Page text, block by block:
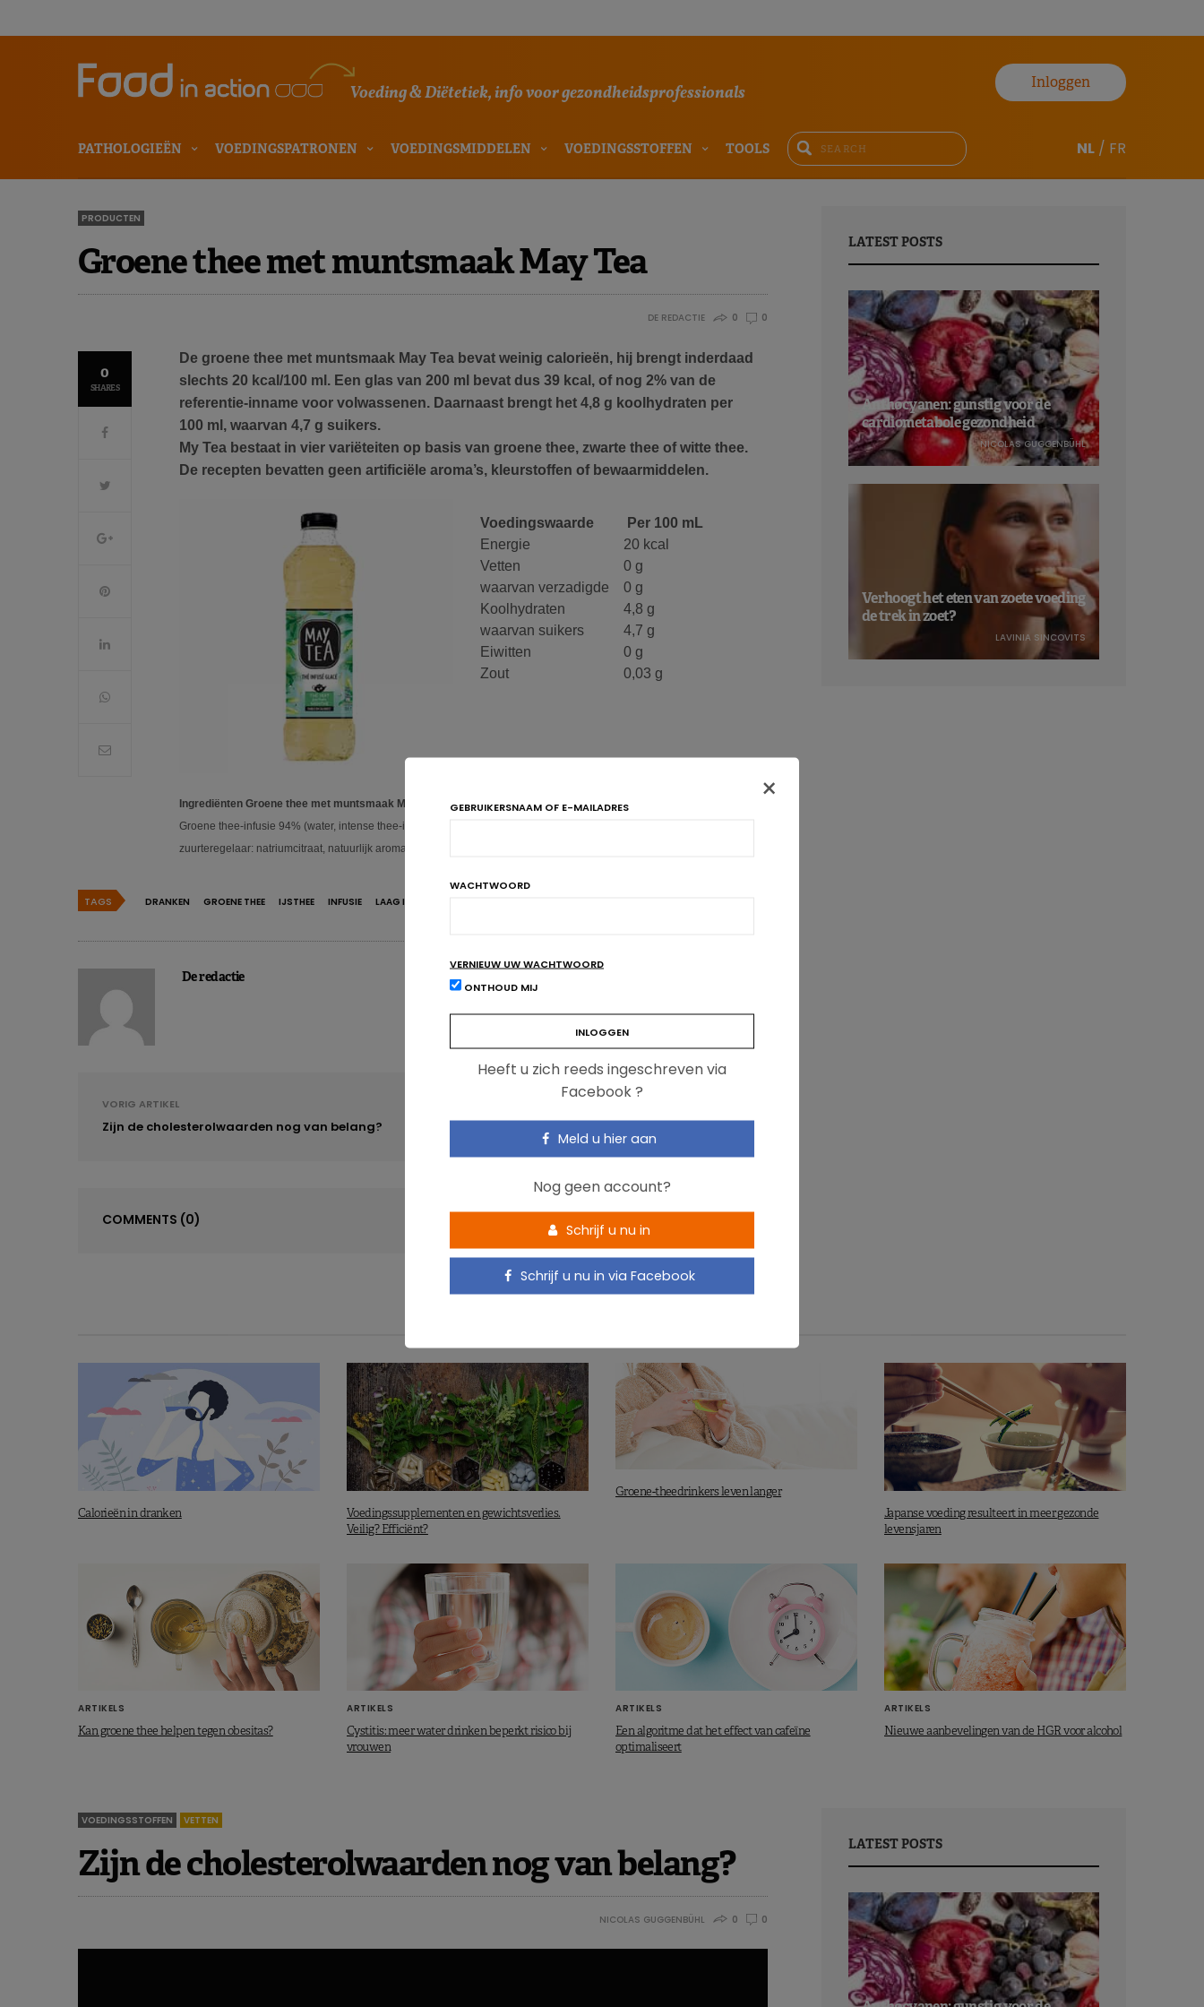
Voeding & Diëtetiek, info voor gezondheidsprofessionals
Inloggen
PATHOLOGIEËN VOEDINGSPATRONEN VOEDINGSMIDDELEN VOEDINGSSTOFFEN TOOLS NL / FR
PRODUCTEN
Groene thee met muntsmaak May Tea
DE REDACTIE 0 0
0
SHARES
De groene thee met muntsmaak May Tea bevat weinig calorieën, hij brengt inderdaad
slechts 20 kcal/100 ml. Een glas van 200 ml bevat dus 39 kcal, of nog 2% van de
referentie-inname voor volwassenen. Daarnaast brengt het 4,8 g koolhydraten per
100 ml, waarvan 4,7 g suikers.
My Tea bestaat in vier variëteiten op basis van groene thee, zwarte thee of witte thee.
De recepten bevatten geen artificiële aroma’s, kleurstoffen of bewaarmiddelen.
Voedingswaarde
Per 100 mL
Energie
20 kcal
Vetten
waarvan verzadigde
0 g
0 g
Koolhydraten
waarvan suikers
4,8 g
4,7 g
Eiwitten
0 g
Zout
0,03 g
Ingrediënten Groene thee met muntsmaak May Tea
Groene thee-infusie 94% (water, intense thee-infusie), suiker, water, voedingszuur: appelzuur en citroenzuur,
zuurteregelaar: natriumcitraat, natuurlijk aroma, antioxidant: ascorbinezuur.
TAGS DRANKEN GROENE THEE IJSTHEE INFUSIE LAAG IN CALORIEËN
De redactie
VORIG ARTIKEL
Zijn de cholesterolwaarden nog van belang?
COMMENTS (0)
LATEST POSTS
Anthocyanen: gunstig voor de
cardiometabole gezondheid
NICOLAS GUGGENBÜHL
Verhoogt het eten van zoete voeding
de trek in zoet?
LAVINIA SINCOVITS
Calorieën in dranken
Voedingssupplementen en gewichtsverlies.
Veilig? Efficiënt?
Groene-theedrinkers leven langer
Japanse voeding resulteert in meer gezonde
levensjaren
ARTIKELS
Kan groene thee helpen tegen obesitas?
ARTIKELS
Cystitis: meer water drinken beperkt risico bij
vrouwen
ARTIKELS
Een algoritme dat het effect van cafeïne
optimaliseert
ARTIKELS
Nieuwe aanbevelingen van de HGR voor alcohol
VOEDINGSSTOFFEN VETTEN
Zijn de cholesterolwaarden nog van belang?
NICOLAS GUGGENBÜHL 0 0
LATEST POSTS
×
GEBRUIKERSNAAM OF E-MAILADRES
WACHTWOORD
VERNIEUW UW WACHTWOORD
ONTHOUD MIJ
Heeft u zich reeds ingeschreven via
Facebook ?
Meld u hier aan
Nog geen account?
Schrijf u nu in
Schrijf u nu in via Facebook